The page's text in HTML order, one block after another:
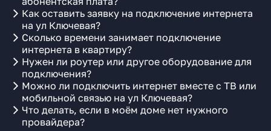
Как оставить заявку на подключение интернета
на ул Ключевая?
Сколько времени занимает подключение
интернета в квартиру?
Нужен ли роутер или другое оборудование для
подключения?
Можно ли подключить интернет вместе с ТВ или
мобильной связью на ул Ключевая?
Что делать, если в моём доме нет нужного
провайдера?